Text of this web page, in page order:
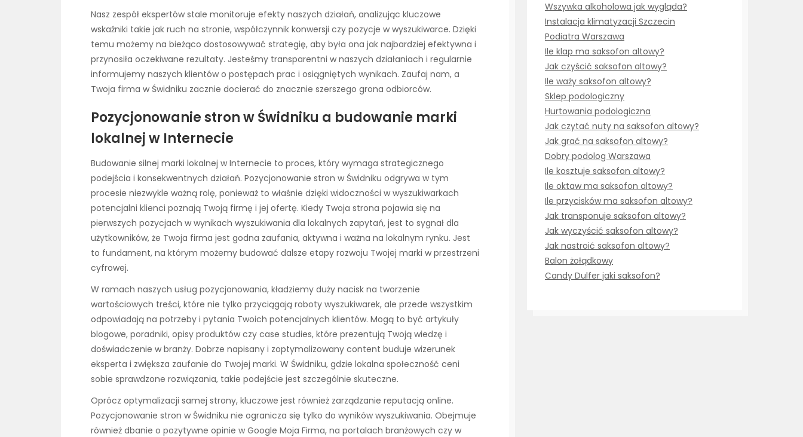
Nasz zespół ekspertów stale monitoruje efekty naszych działań, analizując kluczowe
wskaźniki takie jak ruch na stronie, współczynnik konwersji czy pozycje w wyszukiwarce. Dzięki
temu możemy na bieżąco dostosowywać strategię, aby była ona jak najbardziej efektywna i
przynosiła oczekiwane rezultaty. Jesteśmy transparentni w naszych działaniach i regularnie
informujemy naszych klientów o postępach prac i osiągniętych wynikach. Zaufaj nam, a
Twoja firma w Świdniku zacznie docierać do znacznie szerszego grona odbiorców.
Pozycjonowanie stron w Świdniku a budowanie marki
lokalnej w Internecie
Budowanie silnej marki lokalnej w Internecie to proces, który wymaga strategicznego
podejścia i konsekwentnych działań. Pozycjonowanie stron w Świdniku odgrywa w tym
procesie niezwykle ważną rolę, ponieważ to właśnie dzięki widoczności w wyszukiwarkach
potencjalni klienci poznają Twoją firmę i jej ofertę. Kiedy Twoja strona pojawia się na
pierwszych pozycjach w wynikach wyszukiwania dla lokalnych zapytań, jest to sygnał dla
użytkowników, że Twoja firma jest godna zaufania, aktywna i ważna na lokalnym rynku. Jest
to fundament, na którym możemy budować dalsze etapy rozwoju Twojej marki w przestrzeni
cyfrowej.
W ramach naszych usług pozycjonowania, kładziemy duży nacisk na tworzenie
wartościowych treści, które nie tylko przyciągają roboty wyszukiwarek, ale przede wszystkim
odpowiadają na potrzeby i pytania Twoich potencjalnych klientów. Mogą to być artykuły
blogowe, poradniki, opisy produktów czy case studies, które prezentują Twoją wiedzę i
doświadczenie w branży. Dobrze napisany i zoptymalizowany content buduje wizerunek
eksperta i zwiększa zaufanie do Twojej marki. W Świdniku, gdzie lokalna społeczność ceni
sobie sprawdzone rozwiązania, takie podejście jest szczególnie skuteczne.
Oprócz optymalizacji samej strony, kluczowe jest również zarządzanie reputacją online.
Pozycjonowanie stron w Świdniku nie ogranicza się tylko do wyników wyszukiwania. Obejmuje
również dbanie o pozytywne opinie w Google Moja Firma, na portalach branżowych czy w
Wszywka alkoholowa jak wygląda?
Instalacja klimatyzacji Szczecin
Podiatra Warszawa
Ile klap ma saksofon altowy?
Jak czyścić saksofon altowy?
Ile waży saksofon altowy?
Sklep podologiczny
Hurtowania podologiczna
Jak czytać nuty na saksofon altowy?
Jak grać na saksofon altowy?
Dobry podolog Warszawa
Ile kosztuje saksofon altowy?
Ile oktaw ma saksofon altowy?
Ile przycisków ma saksofon altowy?
Jak transponuje saksofon altowy?
Jak wyczyścić saksofon altowy?
Jak nastroić saksofon altowy?
Balon żołądkowy
Candy Dulfer jaki saksofon?